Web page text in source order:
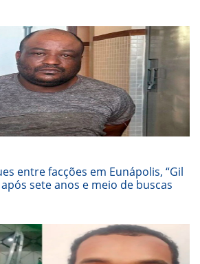
entre facções em Eunápolis, “Gil
sete anos e meio de buscas